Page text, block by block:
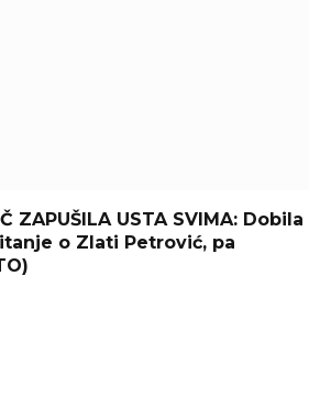
ZAPUŠILA USTA SVIMA: Dobila
o Zlati Petrović, pa